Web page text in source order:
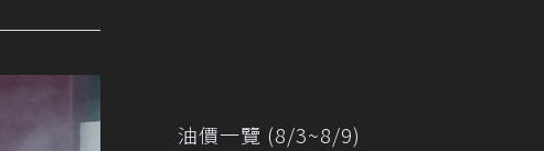
油價一覽 (8/3~8/9)